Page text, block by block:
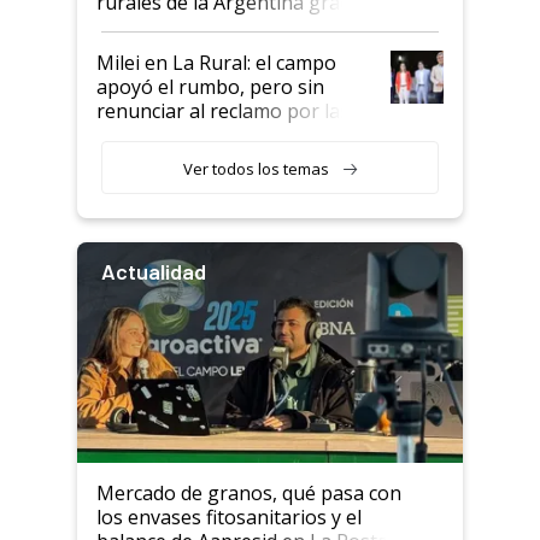
a un acuerdo con Starlink
Milei en La Rural: el campo
apoyó el rumbo, pero sin
renunciar al reclamo por las
Ver todos los temas
Actualidad
Mercado de granos, qué pasa con
los envases fitosanitarios y el